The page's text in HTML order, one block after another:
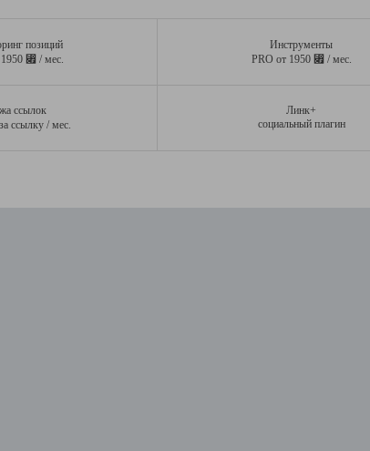
позиций
⃏ / мес.
Инструменты
PRO от 1950 ⃏ / мес.
ссылок
за ссылку / мес.
Линк+
социальный плагин